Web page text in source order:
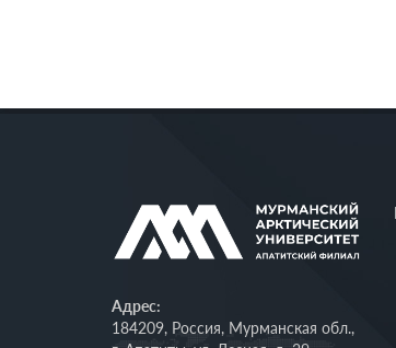
Адрес:
184209, Россия, Мурманская обл.,